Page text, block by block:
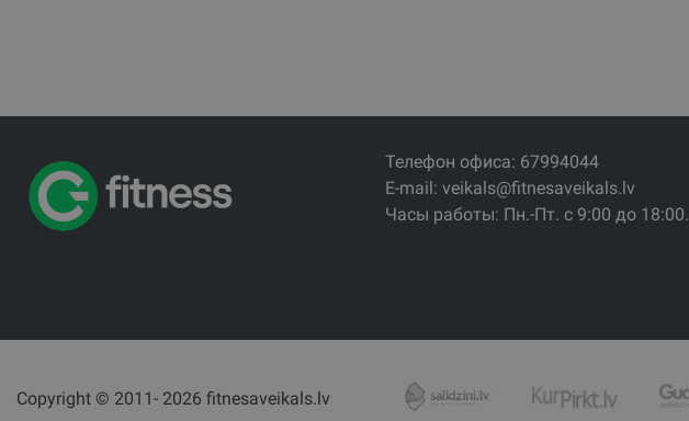
Телефон офиса: 67994044
E-mail: veikals@fitnesaveikals.lv
Часы работы: Пн.-Пт. с 9:00 до 18:00.
Copyright © 2011- 2026 fitnesaveikals.lv